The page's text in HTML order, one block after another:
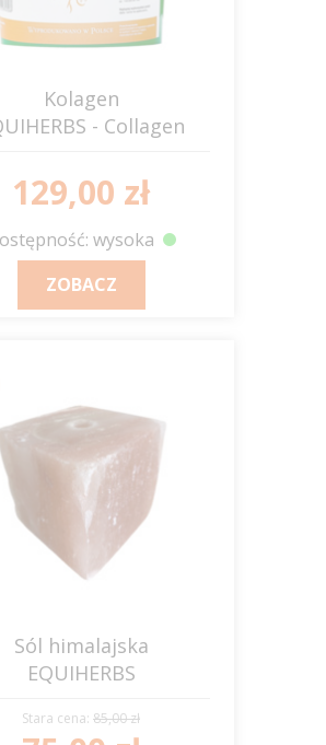
Kolagen
- Collagen
129,00 zł
wysoka
ZOBACZ
Sól himalajska
EQUIHERBS
Stara cena: 85,00 zł